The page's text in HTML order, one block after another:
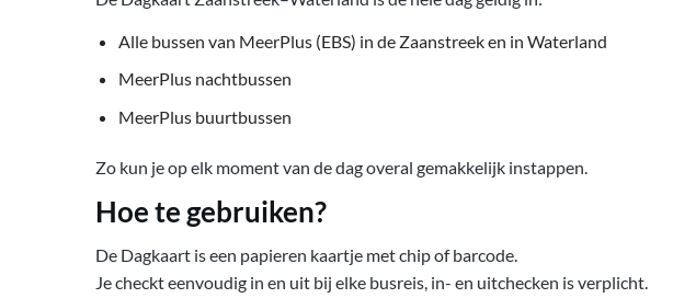
Alle bussen van MeerPlus (EBS) in de Zaanstreek en in Waterland
MeerPlus nachtbussen
MeerPlus buurtbussen
Zo kun je op elk moment van de dag overal gemakkelijk instappen.
Hoe te gebruiken?
De Dagkaart is een papieren kaartje met chip of barcode.
Je checkt eenvoudig in en uit bij elke busreis, in- en uitchecken is verplicht.